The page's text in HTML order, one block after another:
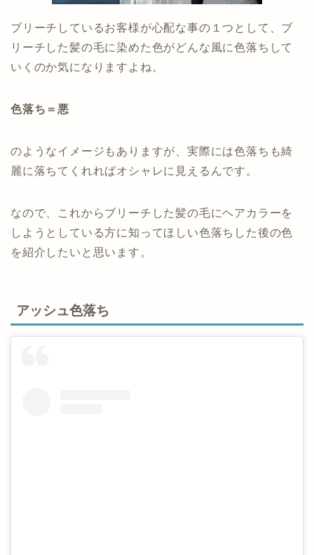
ブリーチしているお客様が心配な事の１つとして、ブ
リーチした髪の毛に染めた色がどんな風に色落ちして
いくのか気になりますよね。
色落ち＝悪
のようなイメージもありますが、実際には色落ちも綺
麗に落ちてくれればオシャレに見えるんです。
なので、これからブリーチした髪の毛にヘアカラーを
しようとしている方に知ってほしい色落ちした後の色
を紹介したいと思います。
アッシュ色落ち